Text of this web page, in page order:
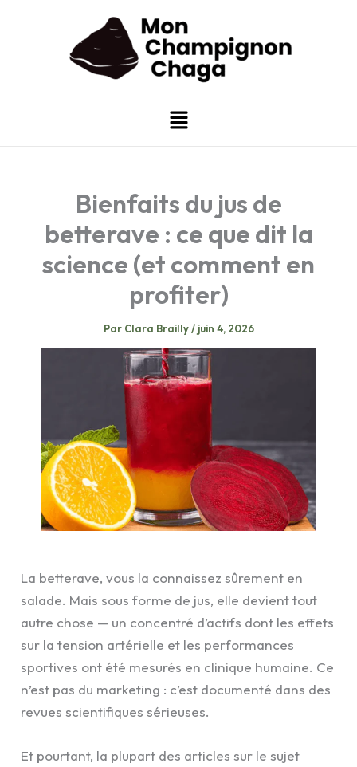
Menu
Bienfaits du jus de
betterave : ce que dit la
science (et comment en
profiter)
Par Clara Brailly/ juin 4, 2026
La betterave, vous la connaissez sûrement en
salade. Mais sous forme de jus, elle devient tout
autre chose — un concentré d’actifs dont les effets
sur la tension artérielle et les performances
sportives ont été mesurés en clinique humaine. Ce
n’est pas du marketing : c’est documenté dans des
revues scientifiques sérieuses.
Et pourtant, la plupart des articles sur le sujet